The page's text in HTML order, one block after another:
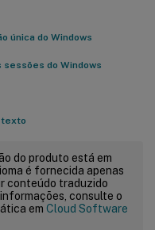
única do Windows
sessões do Windows
texto
do produto está em
é fornecida apenas
conteúdo traduzido
consulte o
em Cloud Software